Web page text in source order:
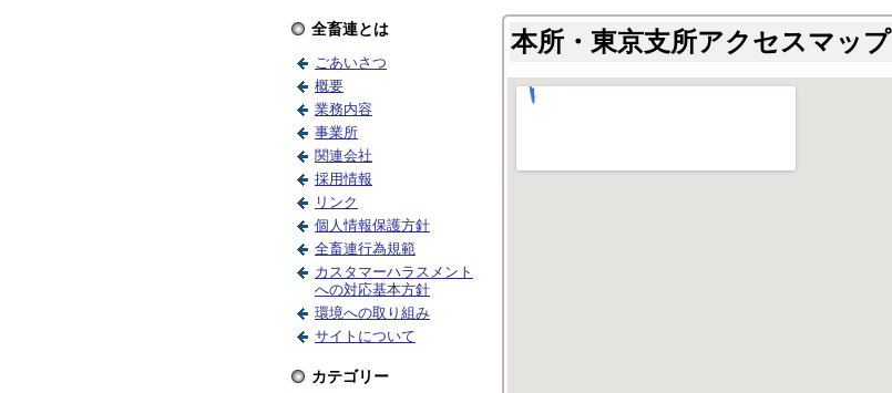
全畜連とは
ごあいさつ
概要
業務内容
事業所
関連会社
採用情報
リンク
個人情報保護方針
全畜連行為規範
カスタマーハラスメント
への対応基本方針
環境への取り組み
サイトについて
カテゴリー
本所・東京支所アクセスマップ